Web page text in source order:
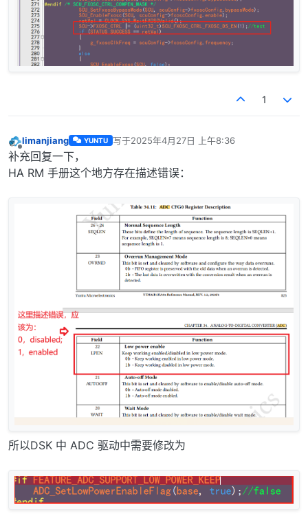
1
离线
limanjiang YUNTU 写于2025年4月27日 上午8:36
最后由 编辑
补充回复一下，
HA RM 手册这个地方存在描述错误：
所以DSK 中 ADC 驱动中需要修改为